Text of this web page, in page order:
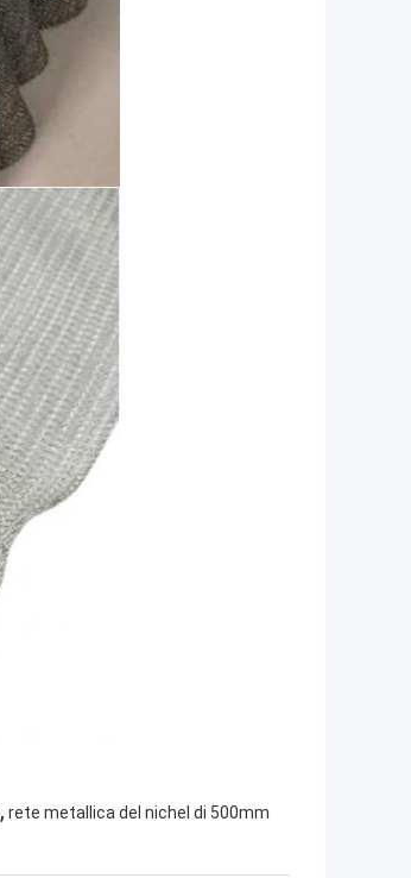
, rete metallica del nichel di 500mm